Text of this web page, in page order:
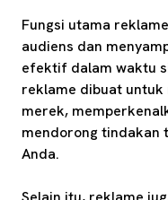
Fungsi utama
audiens dan
efektif dalam waktu
reklame dibuat
merek,
mendorong tindakan
Anda.